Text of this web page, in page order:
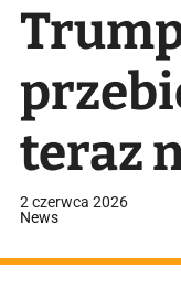
teraz
2 czerwca 2026
News